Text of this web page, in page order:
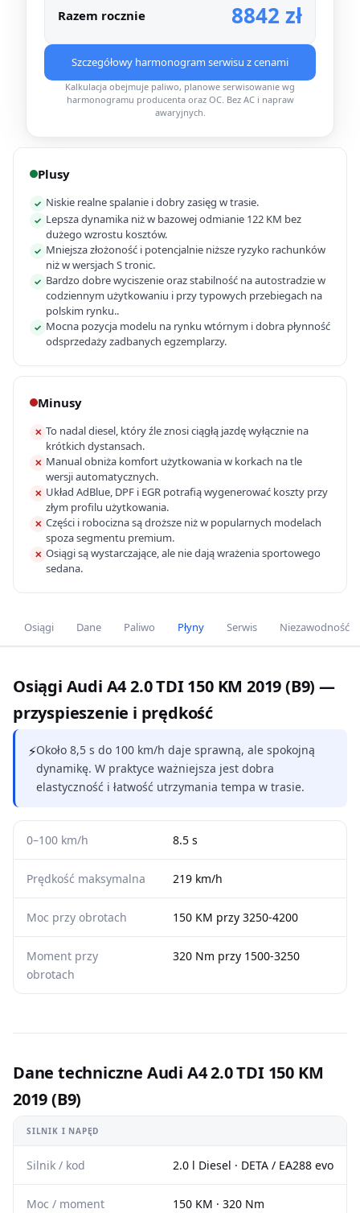
Razem rocznie 8842 zł
Szczegółowy harmonogram serwisu z cenami
Kalkulacja obejmuje paliwo, planowe serwisowanie wg
harmonogramu producenta oraz OC. Bez AC i napraw
awaryjnych.
Plusy
✓ Niskie realne spalanie i dobry zasięg w trasie.
✓ Lepsza dynamika niż w bazowej odmianie 122 KM bez
dużego wzrostu kosztów.
✓ Mniejsza złożoność i potencjalnie niższe ryzyko rachunków
niż w wersjach S tronic.
✓ Bardzo dobre wyciszenie oraz stabilność na autostradzie w
codziennym użytkowaniu i przy typowych przebiegach na
polskim rynku..
✓ Mocna pozycja modelu na rynku wtórnym i dobra płynność
odsprzedaży zadbanych egzemplarzy.
Minusy
✕ To nadal diesel, który źle znosi ciągłą jazdę wyłącznie na
krótkich dystansach.
✕ Manual obniża komfort użytkowania w korkach na tle
wersji automatycznych.
✕ Układ AdBlue, DPF i EGR potrafią wygenerować koszty przy
złym profilu użytkowania.
✕ Części i robocizna są droższe niż w popularnych modelach
spoza segmentu premium.
✕ Osiągi są wystarczające, ale nie dają wrażenia sportowego
sedana.
Osiągi Dane Paliwo Płyny Serwis Niezawodność
Osiągi Audi A4 2.0 TDI 150 KM 2019 (B9) —
przyspieszenie i prędkość
⚡Około 8,5 s do 100 km/h daje sprawną, ale spokojną
dynamikę. W praktyce ważniejsza jest dobra
elastyczność i łatwość utrzymania tempa w trasie.
0–100 km/h 8.5 s
Prędkość maksymalna 219 km/h
Moc przy obrotach 150 KM przy 3250-4200
Moment przy
obrotach
320 Nm przy 1500-3250
Dane techniczne Audi A4 2.0 TDI 150 KM
2019 (B9)
SILNIK I NAPĘD
Silnik / kod 2.0 l Diesel · DETA / EA288 evo
Moc / moment 150 KM · 320 Nm